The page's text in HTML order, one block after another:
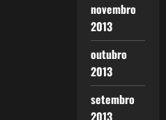
novembro
2013
outubro
2013
setembro
2013